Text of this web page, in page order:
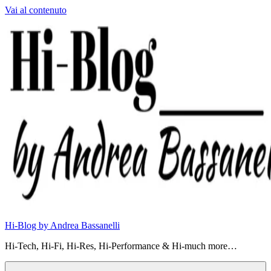
Vai al contenuto
Hi-Blog by Andrea Bassanelli
Hi-Tech, Hi-Fi, Hi-Res, Hi-Performance & Hi-much more…